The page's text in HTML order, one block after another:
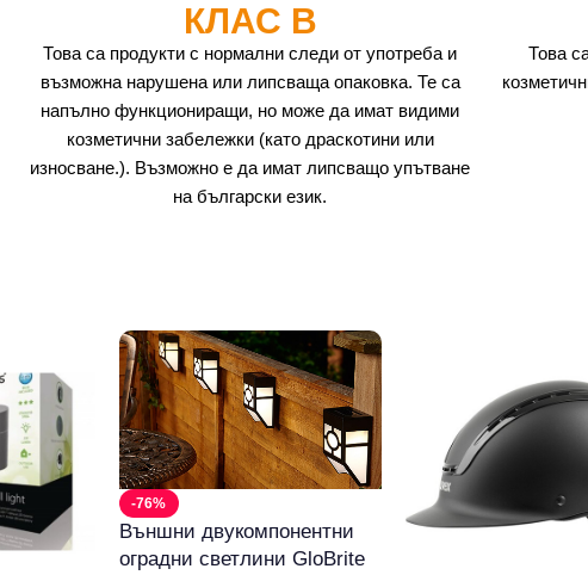
КЛАС B
Това са продукти с нормални следи от употреба и
възможна нарушена или липсваща опаковка. Те са
напълно функциониращи, но може да имат видими
козметични забележки (като драскотини или
износване.). Възможно е да имат липсващо упътване
на български език.
Това
-76%
Външни двукомпонентни
оградни светлини GloBrite